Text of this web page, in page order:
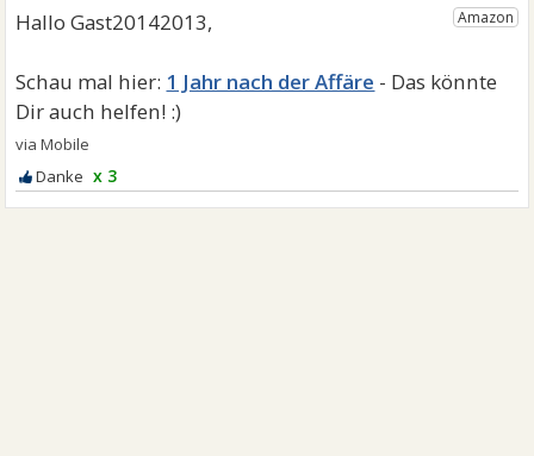
1 Jahr nach der Affäre
x 3